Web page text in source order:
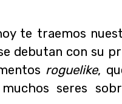
te traemos
debutan con su
roguelike,
seres